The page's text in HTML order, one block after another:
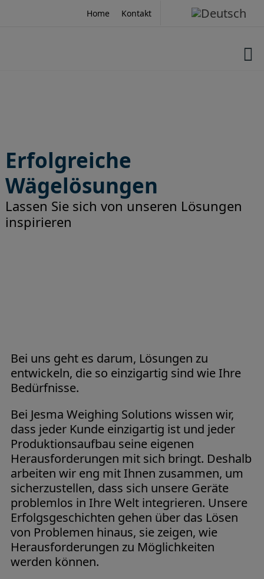
Home Kontakt
Erfolgreiche
Wägelösungen
Lassen Sie sich von unseren Lösungen
inspirieren
Bei uns geht es darum, Lösungen zu
entwickeln, die so einzigartig sind wie Ihre
Bedürfnisse.
Bei Jesma Weighing Solutions wissen wir,
dass jeder Kunde einzigartig ist und jeder
Produktionsaufbau seine eigenen
Herausforderungen mit sich bringt. Deshalb
arbeiten wir eng mit Ihnen zusammen, um
sicherzustellen, dass sich unsere Geräte
problemlos in Ihre Welt integrieren. Unsere
Erfolgsgeschichten gehen über das Lösen
von Problemen hinaus, sie zeigen, wie
Herausforderungen zu Möglichkeiten
werden können.